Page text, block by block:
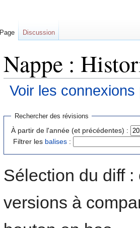
Nappe :
Voir les
Rechercher des révisions
À partir de l'année (et précédentes) :
Filtrer les balises :
Sélection du diff
versions à
Page Discussion